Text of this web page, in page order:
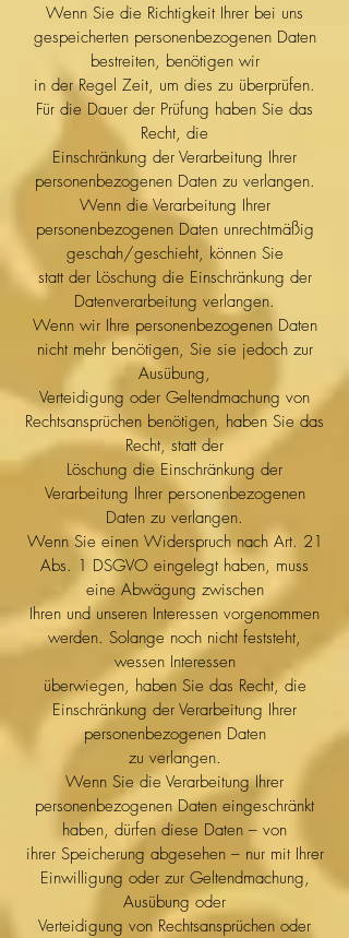
Wenn Sie die Richtigkeit Ihrer bei uns
gespeicherten personenbezogenen Daten
bestreiten, benötigen wir
in der Regel Zeit, um dies zu überprüfen.
Für die Dauer der Prüfung haben Sie das
Recht, die
Einschränkung der Verarbeitung Ihrer
personenbezogenen Daten zu verlangen.
Wenn die Verarbeitung Ihrer
personenbezogenen Daten unrechtmäßig
geschah/geschieht, können Sie
statt der Löschung die Einschränkung der
Datenverarbeitung verlangen.
Wenn wir Ihre personenbezogenen Daten
nicht mehr benötigen, Sie sie jedoch zur
Ausübung,
Verteidigung oder Geltendmachung von
Rechtsansprüchen benötigen, haben Sie das
Recht, statt der
Löschung die Einschränkung der
Verarbeitung Ihrer personenbezogenen
Daten zu verlangen.
Wenn Sie einen Widerspruch nach Art. 21
Abs. 1 DSGVO eingelegt haben, muss
eine Abwägung zwischen
Ihren und unseren Interessen vorgenommen
werden. Solange noch nicht feststeht,
wessen Interessen
überwiegen, haben Sie das Recht, die
Einschränkung der Verarbeitung Ihrer
personenbezogenen Daten
zu verlangen.
Wenn Sie die Verarbeitung Ihrer
personenbezogenen Daten eingeschränkt
haben, dürfen diese Daten – von
ihrer Speicherung abgesehen – nur mit Ihrer
Einwilligung oder zur Geltendmachung,
Ausübung oder
Verteidigung von Rechtsansprüchen oder